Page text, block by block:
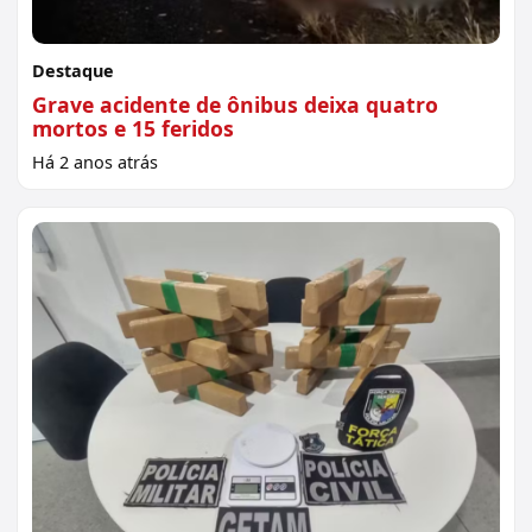
Destaque
Grave acidente de ônibus deixa quatro
mortos e 15 feridos
Há 2 anos atrás